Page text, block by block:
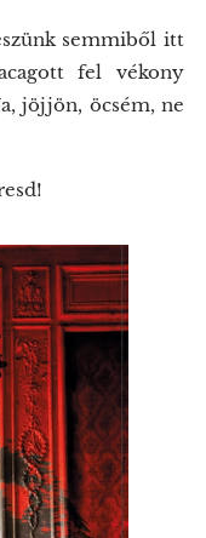
semmiből itt
fel vékony
jöjjön, öcsém, ne